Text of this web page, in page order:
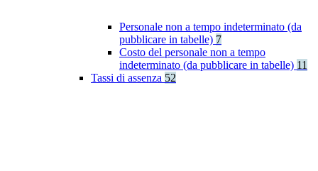
Personale non a tempo indeterminato (da
pubblicare in tabelle) 7
Costo del personale non a tempo
indeterminato (da pubblicare in tabelle) 11
Tassi di assenza 52